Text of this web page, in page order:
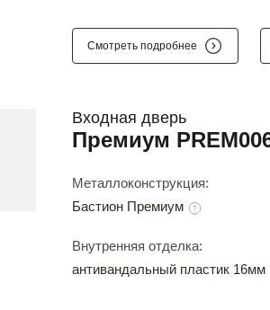
Смотреть подробнее
Входная дверь
Премиум
Металлоконструкция:
Бастион Премиум
Внутренняя отделка:
антивандальный пластик 16мм